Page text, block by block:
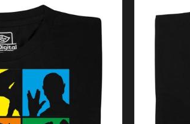
Free